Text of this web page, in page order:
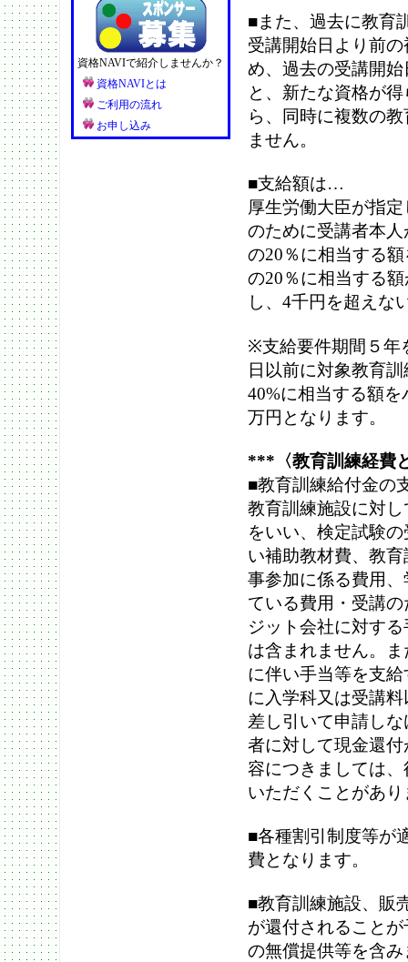
資格NAVIで紹介しませんか？
資格NAVIとは
ご利用の流れ
お申し込み
■また、過去に教育
受講開始日より前
め、過去の受講開
と、新たな資格が
ら、同時に複数の
ません。
■支給額は…
厚生労働大臣が指
のために受講者本
の20％に相当する
の20％に相当する
し、4千円を超えな
※支給要件期間５年
日以前に対象教育
40%に相当する額
万円となります。
***〈教育訓練経費
■教育訓練給付金の
教育訓練施設に対
をいい、検定試験
い補助教材費、教
事参加に係る費用
ている費用・受講
ジット会社に対す
は含まれません。
に伴い手当等を支
に入学科又は受講
差し引いて申請し
者に対して現金還
容につきましては
いただくことがあり
■各種割引制度等が
費となります。
■教育訓練施設、販
が還付されること
の無償提供等を含